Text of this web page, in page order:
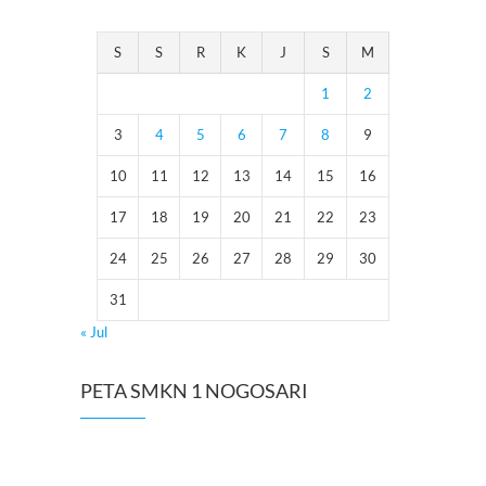
S S R K J S M
1 2
3 4 5 6 7 8 9
10 11 12 13 14 15 16
17 18 19 20 21 22 23
24 25 26 27 28 29 30
31
« Jul
PETA SMKN 1 NOGOSARI